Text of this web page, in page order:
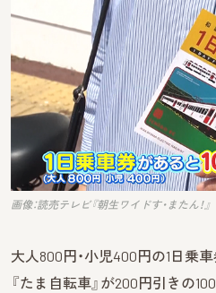
画像：読売テレビ『朝生ワイドす・またん！』
大人800円・小児400円の1日乗
『たま自転車』が200円引きの